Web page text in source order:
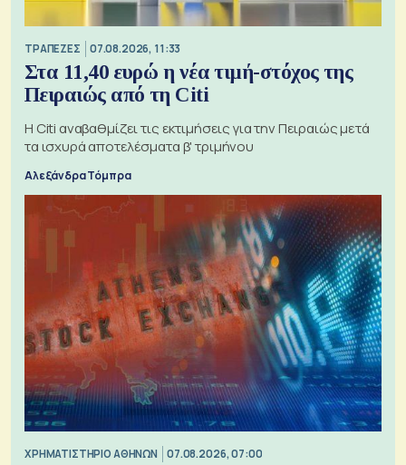
ΤΡΑΠΕΖΕΣ 07.08.2026, 11:33
Στα 11,40 ευρώ η νέα τιμή-στόχος της
Πειραιώς από τη Citi
Η Citi αναβαθμίζει τις εκτιμήσεις για την Πειραιώς μετά
τα ισχυρά αποτελέσματα β' τριμήνου
Αλεξάνδρα Τόμπρα
XΡΗΜΑΤΙΣΤΗΡΙΟ ΑΘΗΝΩΝ 07.08.2026, 07:00